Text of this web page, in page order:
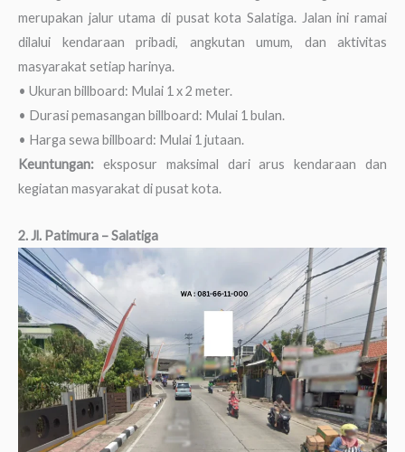
merupakan jalur utama di pusat kota Salatiga. Jalan ini ramai
dilalui kendaraan pribadi, angkutan umum, dan aktivitas
masyarakat setiap harinya.
• Ukuran billboard: Mulai 1 x 2 meter.
• Durasi pemasangan billboard: Mulai 1 bulan.
• Harga sewa billboard: Mulai 1 jutaan.
Keuntungan: eksposur maksimal dari arus kendaraan dan
kegiatan masyarakat di pusat kota.
2. Jl. Patimura – Salatiga